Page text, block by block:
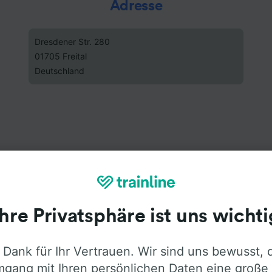
Adresse
Dresdener Str. 280
01705 Freital
Deutschland
Privatsphäre ist uns
für Ihr Vertrauen. Wir sind uns bewusst,
mit Ihren persönlichen Daten eine große